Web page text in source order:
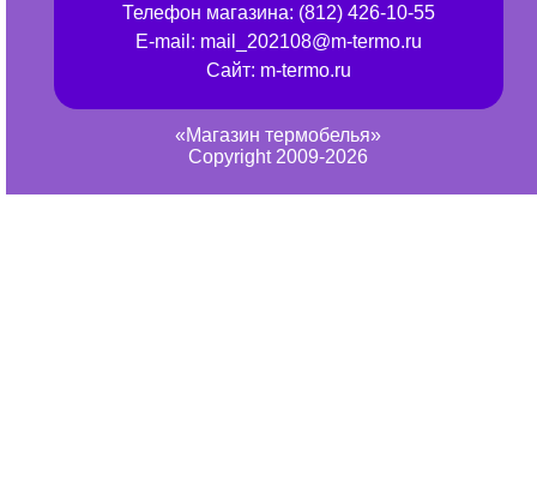
Телефон магазина: (812) 426-10-55
E-mail: mail_202108@m-termo.ru
Сайт: m-termo.ru
«Магазин термобелья»
Copyright 2009-2026